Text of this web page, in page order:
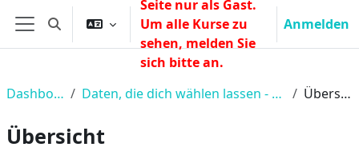
Zum Hauptinhalt
Website-Übersicht
Sucheingabe umschalten
Seite nur als Gast.
Um alle Kurse zu
sehen, melden Sie
sich bitte an.
Anmelden
Dashboard Daten, die dich wählen lassen - Testkurs Übersicht
Übersicht